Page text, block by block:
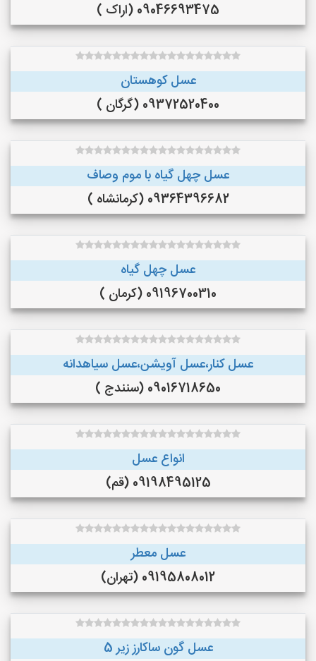
09046693475 (اراک )
عسل کوهستان
09372520400 (گرگان )
عسل چهل گیاه با موم وصاف
09364396682 (کرمانشاه )
عسل چهل گیاه
09196700310 (کرمان )
عسل کنار،عسل آویشن،عسل سیاهدانه
09016718650 (سنندج )
انواع عسل
09198495125 (قم)
عسل معطر
09195808012 (تهران)
عسل گون ساکارز زیر 5